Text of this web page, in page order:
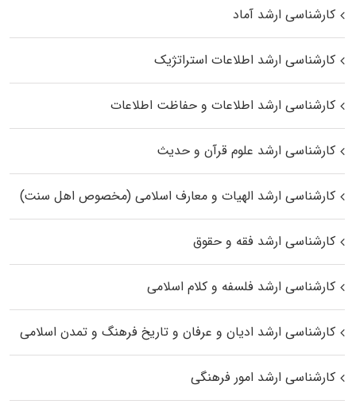
کارشناسی ارشد آماد
کارشناسی ارشد اطلاعات استراتژیک
کارشناسی ارشد اطلاعات و حفاظت اطلاعات
کارشناسی ارشد علوم قرآن و حدیث
کارشناسی ارشد الهیات و معارف اسلامی (مخصوص اهل سنت)
کارشناسی ارشد فقه و حقوق
کارشناسی ارشد فلسفه و کلام اسلامی
کارشناسی ارشد ادیان و عرفان و تاریخ فرهنگ و تمدن اسلامی
کارشناسی ارشد امور فرهنگی